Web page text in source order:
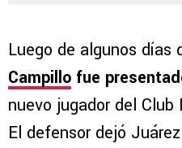
Luego de algunos días
Campillo fue
nuevo jugador del Club
El defensor dejó